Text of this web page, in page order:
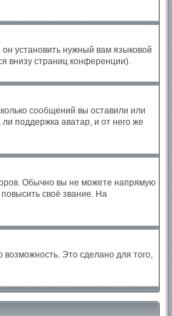
установить нужный вам языковой
внизу страниц конференции).
сообщений вы оставили или
поддержка аватар, и от него же
Обычно вы не можете напрямую
своё звание. На
Это сделано для того,